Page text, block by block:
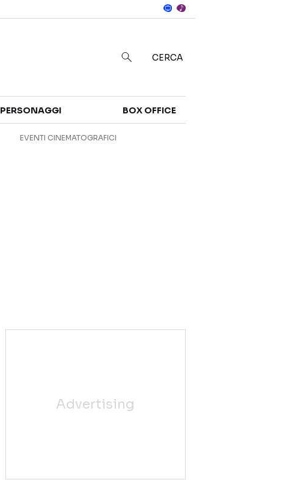
CURIOSITÀ
CERCA
PERSONAGGI BOX OFFICE
EVENTI CINEMATOGRAFICI